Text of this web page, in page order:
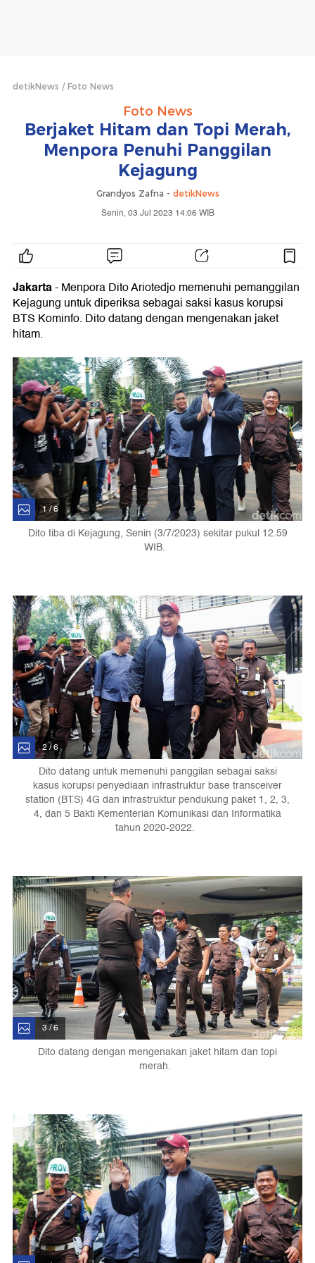
detikNews Foto News
Foto News
Berjaket Hitam dan Topi Merah,
Menpora Penuhi Panggilan
Kejagung
Grandyos Zafna - detikNews
Senin, 03 Jul 2023 14:06 WIB
Jakarta- Menpora Dito Ariotedjo memenuhi pemanggilan
Kejagung untuk diperiksa sebagai saksi kasus korupsi
BTS Kominfo. Dito datang dengan mengenakan jaket
hitam.
1 / 6
Dito tiba di Kejagung, Senin (3/7/2023) sekitar pukul 12.59
WIB.
2 / 6
Dito datang untuk memenuhi panggilan sebagai saksi
kasus korupsi penyediaan infrastruktur base transceiver
station (BTS) 4G dan infrastruktur pendukung paket 1, 2, 3,
4, dan 5 Bakti Kementerian Komunikasi dan Informatika
tahun 2020-2022.
3 / 6
Dito datang dengan mengenakan jaket hitam dan topi
merah.